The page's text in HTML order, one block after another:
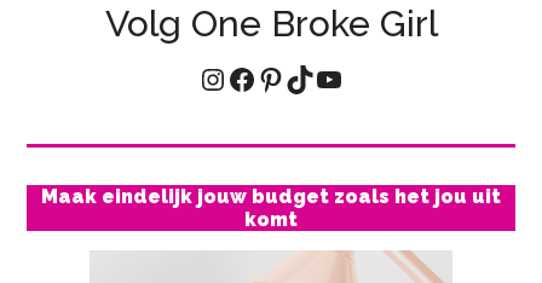
Volg One Broke Girl
InstagramFacebook Pinterest TikTok YouTube
Maak eindelijk jouw budget zoals het jou uit
komt